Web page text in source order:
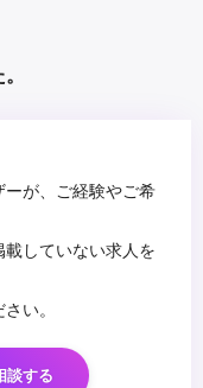
が、ご経験やご希
していない求人を
い。
談する